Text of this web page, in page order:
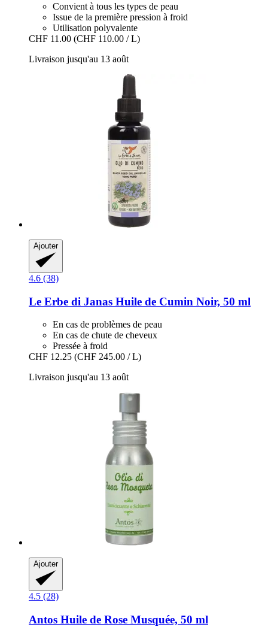
Convient à tous les types de peau
Issue de la première pression à froid
Utilisation polyvalente
CHF 11.00 (CHF 110.00 / L)
Livraison jusqu'au 13 août
Ajouter
4.6 (38)
Le Erbe di Janas Huile de Cumin Noir, 50 ml
En cas de problèmes de peau
En cas de chute de cheveux
Pressée à froid
CHF 12.25 (CHF 245.00 / L)
Livraison jusqu'au 13 août
Ajouter
4.5 (28)
Antos Huile de Rose Musquée, 50 ml